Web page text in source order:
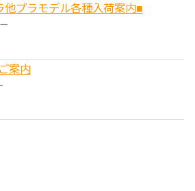
他プラモデル各種入荷案内■
案内